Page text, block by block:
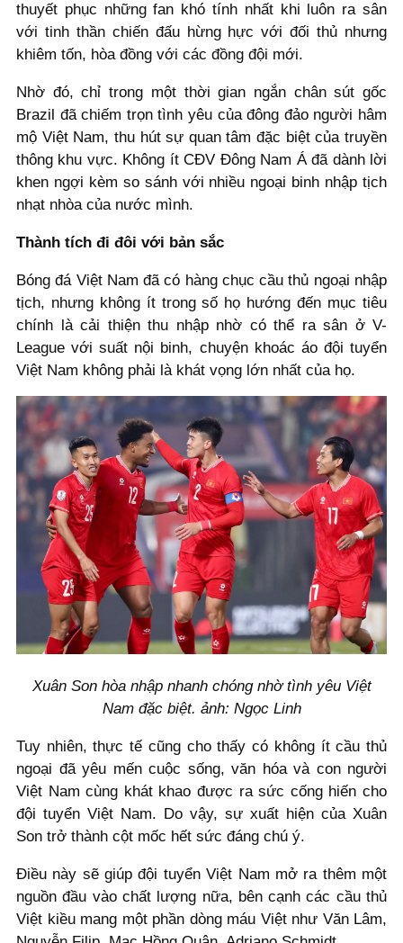
thuyết phục những fan khó tính nhất khi luôn ra sân
với tinh thần chiến đấu hừng hực với đối thủ nhưng
khiêm tốn, hòa đồng với các đồng đội mới.
Nhờ đó, chỉ trong một thời gian ngắn chân sút gốc
Brazil đã chiếm trọn tình yêu của đông đảo người hâm
mộ Việt Nam, thu hút sự quan tâm đặc biệt của truyền
thông khu vực. Không ít CĐV Đông Nam Á đã dành lời
khen ngợi kèm so sánh với nhiều ngoại binh nhập tịch
nhạt nhòa của nước mình.
Thành tích đi đôi với bản sắc
Bóng đá Việt Nam đã có hàng chục cầu thủ ngoại nhập
tịch, nhưng không ít trong số họ hướng đến mục tiêu
chính là cải thiện thu nhập nhờ có thể ra sân ở V-
League với suất nội binh, chuyện khoác áo đội tuyển
Việt Nam không phải là khát vọng lớn nhất của họ.
Xuân Son hòa nhập nhanh chóng nhờ tình yêu Việt
Nam đặc biệt. ảnh: Ngọc Linh
Tuy nhiên, thực tế cũng cho thấy có không ít cầu thủ
ngoại đã yêu mến cuộc sống, văn hóa và con người
Việt Nam cùng khát khao được ra sức cống hiến cho
đội tuyển Việt Nam. Do vậy, sự xuất hiện của Xuân
Son trở thành cột mốc hết sức đáng chú ý.
Điều này sẽ giúp đội tuyển Việt Nam mở ra thêm một
nguồn đầu vào chất lượng nữa, bên cạnh các cầu thủ
Việt kiều mang một phần dòng máu Việt như Văn Lâm,